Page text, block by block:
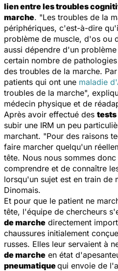
lien entre les troubles
marche. "Les troubles de la
périphériques, c'est-à-dire
problème de muscle, d'os ou
aussi dépendre d'un
certain nombre de
des troubles de la marche.
patients qui ont une maladie
troubles de la marche",
médecin physique et de
Après avoir effectué des tests
subir une IRM un peu
marchant. "Pour des raisons
faire marcher quelqu'un
tête. Nous nous sommes
comprendre et de connaître
lorsqu'un sujet est en train de
Dinomais.
Et pour que le patient ne
tête, l'équipe de chercheurs
de marche directement
chaussures initialement
russes. Elles leur servaient à
de marche en état
pneumatiquequi envoie de